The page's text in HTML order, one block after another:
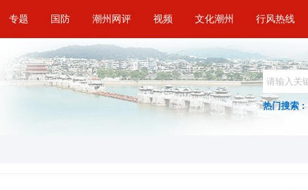
专题 国防 潮州网评 视频 文化潮州 行风热线
热门搜索 :